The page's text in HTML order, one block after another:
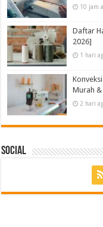
10 jam
Daftar
2026]
1 hari
Murah
2 hari
Social